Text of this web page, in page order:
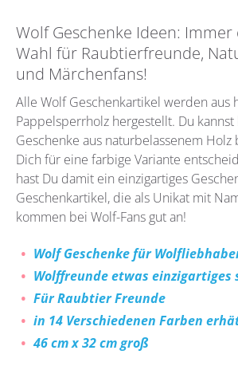
Wolf Geschenke Ideen: Immer
Wahl für Raubtierfreunde,
und Märchenfans!
Alle Wolf Geschenkartikel werden aus
Pappelsperrholz hergestellt. Du
Geschenke aus naturbelassenem
Dich für eine farbige Variante
hast Du damit ein einzigartiges
Geschenkartikel, die als Unikat mit
kommen bei Wolf-Fans gut an!
Wolf Geschenke für
Wolffreunde etwas einzigartiges
Für Raubtier Freunde
in 14 Verschiedenen Farben
46 cm x 32 cm groß